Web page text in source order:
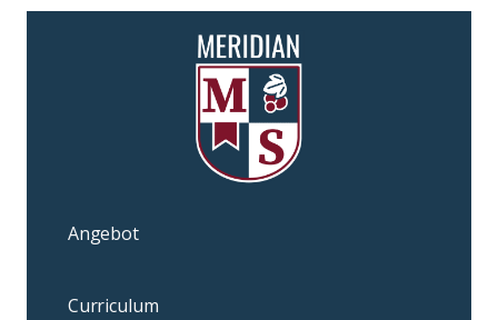
Angebot
Curriculum